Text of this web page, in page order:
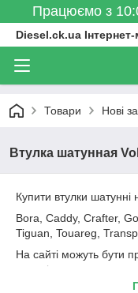
Працюємо з
Diesel.ck.ua
Товари Нові
Втулка шатунная
Купити втулки
Bora, Caddy, Crafter,
Tiguan, Touareg,
На сайті можуть бути
наявність ремонтних